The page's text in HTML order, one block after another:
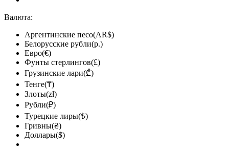
Валюта:
Аргентинские песо(AR$)
Белорусские рубли(р.)
Евро(€)
Фунты стерлингов(£)
Грузинские лари(₾)
Тенге(₸)
Злоты(zł)
Рубли(₽)
Турецкие лиры(₺)
Гривны(₴)
Доллары($)